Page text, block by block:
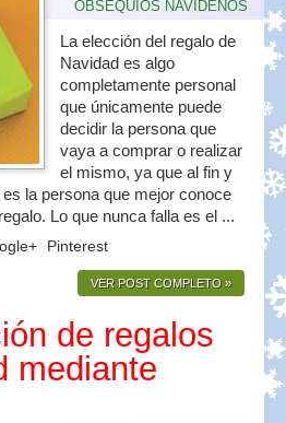
OBSEQUIOS NAVIDEÑOS
La elección del regalo de
Navidad es algo
completamente personal
que únicamente puede
decidir la persona que
vaya a comprar o realizar
el mismo, ya que al fin y
la persona que mejor conoce
Lo que nunca falla es el ...
Pinterest
VER POST COMPLETO »
de regalos
mediante